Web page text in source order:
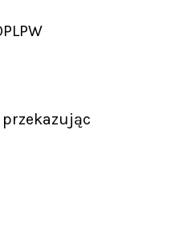
przekazując